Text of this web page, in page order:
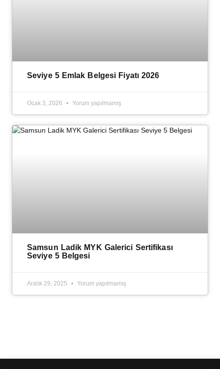
Seviye 5 Emlak Belgesi Fiyatı 2026
Ocak 3, 2026 Yorum yapılmamış
Samsun Ladik MYK Galerici Sertifikası
Seviye 5 Belgesi
Aralık 29, 2025 Yorum yapılmamış